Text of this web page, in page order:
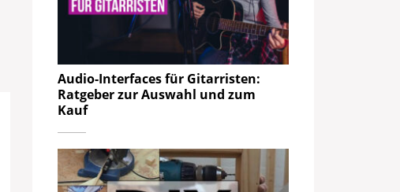
Audio-Interfaces für Gitarristen:
Ratgeber zur Auswahl und zum
Kauf